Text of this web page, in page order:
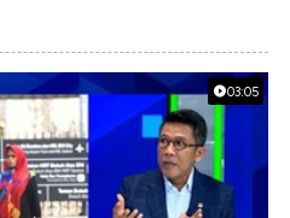
03:05